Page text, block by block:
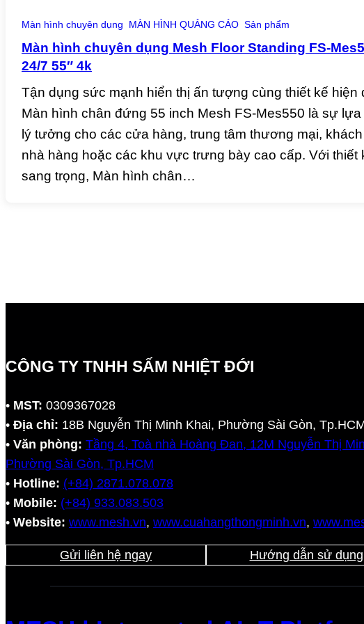
Màn hình chuyên dụng MÀN HÌNH QUẢNG CÁO Sản phẩm
Màn hình chuyên dụng Mesh Floor Standing FS-
24/7 55″ 4k
Tận dụng sức mạnh hiển thị ấn tượng cùng thiết kế hiện
Màn hình chân đứng 55 inch Mesh FS-Mes550 là sự lựa
lý tưởng cho các cửa hàng, trung tâm thương mại,
nhà hàng hoặc các khu vực trưng bày cao cấp. Với thiết
sang trọng, Màn hình chân…
CÔNG TY TNHH SẤM NHIỆT ĐỚI
• MST: 0309367028
• Địa chỉ: 18B Nguyễn Thị Minh Khai, Phường Sài Gòn,
• Văn phòng: Tầng 4, Toà nhà Hoàng Đan, 12M Nguyễn Thị
Phường Sài Gòn, Tp.HCM
• Hotline: (+84) 2871.078.078
• Mobile: (+84) 933.083.503
• Website: www.mesh.vn, www.cuahangthongminh.vn,
Gửi liên hệ ngay Hướng dẫn sử dụng